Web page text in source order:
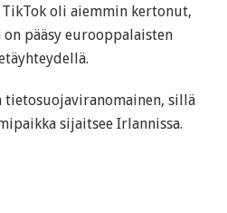
oli aiemmin kertonut,
pääsy eurooppalaisten
sillä
sijaitsee Irlannissa.